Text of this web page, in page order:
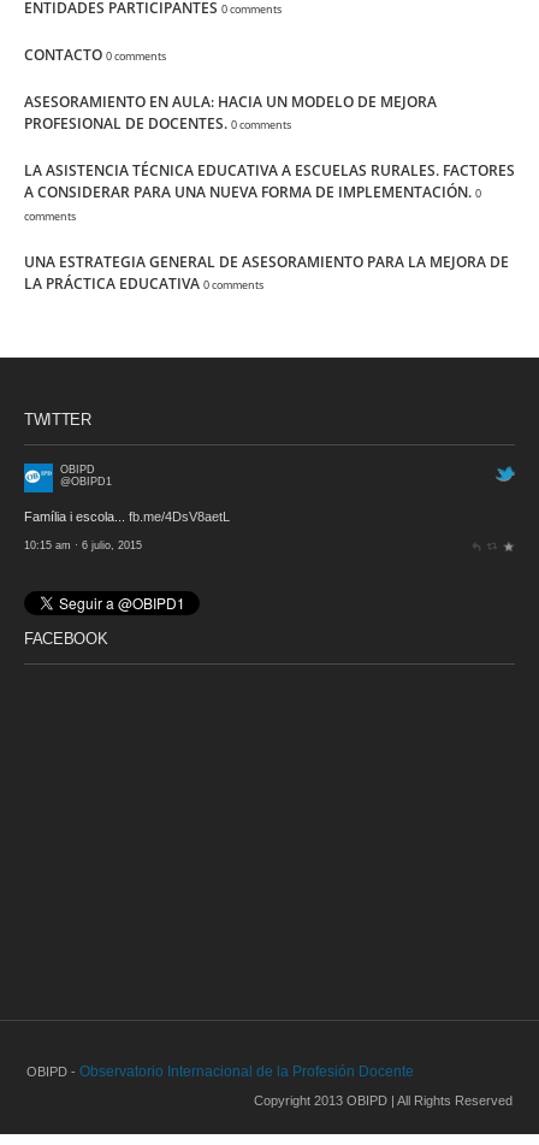
ENTIDADES PARTICIPANTES 0 comments
CONTACTO 0 comments
ASESORAMIENTO EN AULA: HACIA UN MODELO DE MEJORA
PROFESIONAL DE DOCENTES. 0 comments
LA ASISTENCIA TÉCNICA EDUCATIVA A ESCUELAS RURALES. FACTORES
A CONSIDERAR PARA UNA NUEVA FORMA DE IMPLEMENTACIÓN. 0
comments
UNA ESTRATEGIA GENERAL DE ASESORAMIENTO PARA LA MEJORA DE
LA PRÁCTICA EDUCATIVA 0 comments
TWITTER
OBIPD
@OBIPD1
Família i escola... fb.me/4DsV8aetL
10:15 am · 6 julio, 2015
FACEBOOK
OBIPD -Observatorio Internacional de la Profesión Docente
Copyright 2013 OBIPD | All Rights Reserved